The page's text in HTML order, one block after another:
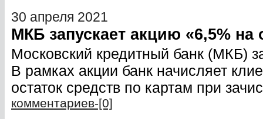
30 апреля 2021
МКБ запускает акцию «6,5% на
Московский кредитный банк (МКБ)
В рамках акции банк начисляет
остаток средств по картам при
комментариев-[0]